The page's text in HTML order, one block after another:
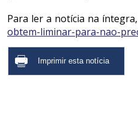
Para ler a notícia na íntegra,
obtem-liminar-para-nao-